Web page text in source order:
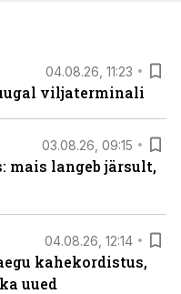
04.08.26, 11:23
viljaterminali
03.08.26, 09:15
mais langeb järsult,
04.08.26, 12:14
kahekordistus,
uued